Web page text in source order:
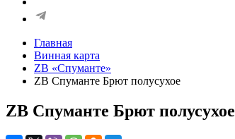
Главная
Винная карта
ZB «Спуманте»
ZB Спуманте Брют полусухое
ZB Спуманте Брют полусухое